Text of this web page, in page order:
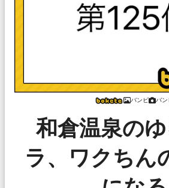
バンビ バン
和倉温泉の
ラ、ワクちん